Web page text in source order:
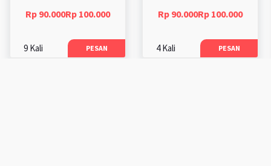
Rp 90.000Rp 100.000
9 Kali PESAN
Rp 90.000Rp 100.000
4 Kali PESAN